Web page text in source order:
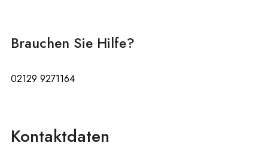
Brauchen Sie Hilfe?
02129 9271164
Kontaktdaten